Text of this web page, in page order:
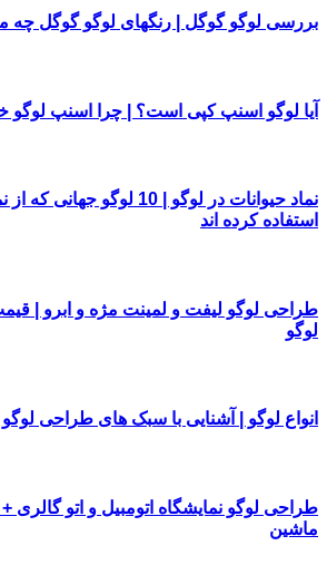
بررسی لوگو گوگل | رنگهای لوگو گوگل چه
آیا لوگو اسنپ کپی است؟ | چرا اسنپ لوگو
نماد حیوانات در لوگو | 10 لوگو
استفاده کرده اند
طراحی لوگو لیفت و لمینت مژه و ابرو |
لوگو
انواع لوگو | آشنایی با سبک های طراحی
طراحی لوگو نمایشگاه اتومبیل و اتو گالری
ماشین